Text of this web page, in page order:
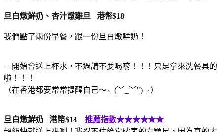
旦白燉鮮奶、杏汁燉雞旦 港幣$18
我們點了兩份早餐，跟一份旦白燉鮮奶！
一開始會送上杯水，不過請不要喝唷！！！只是拿來洗餐具的
啦！！！
（在香港都要常常提醒自己～╮(﹀_﹀")╭）
旦白燉鮮奶 港幣$18
推薦指數★★★★★★